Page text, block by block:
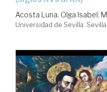
Acosta Luna, Olga Isabel;
Universidad de Sevilla.